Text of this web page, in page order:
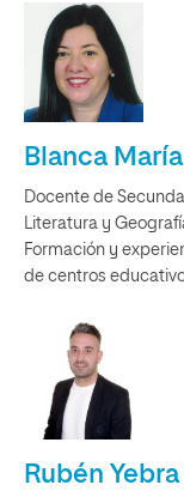
Blanca
Docente de
Literatura y
Formación y
de centros
Rubén